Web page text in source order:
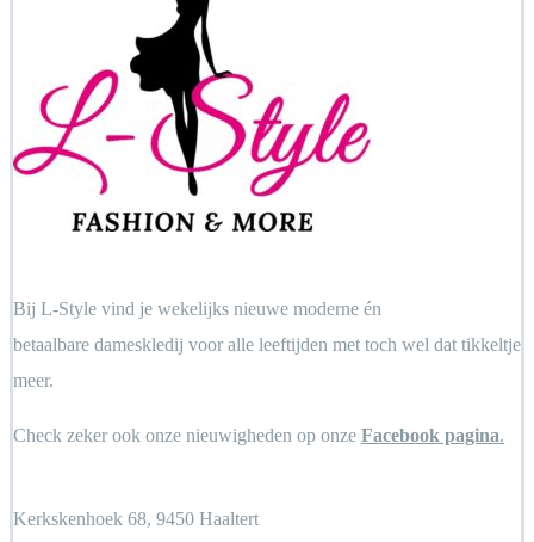
Bij L-Style vind je wekelijks nieuwe moderne én
betaalbare dameskledij voor alle leeftijden met toch wel dat tikkeltje
meer.
Check zeker ook onze nieuwigheden op onze Facebook pagina.
Kerkskenhoek 68, 9450 Haaltert